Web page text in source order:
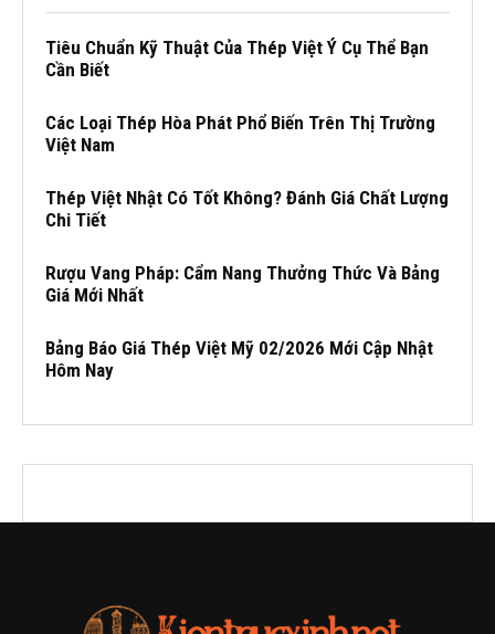
Tiêu Chuẩn Kỹ Thuật Của Thép Việt Ý Cụ Thể Bạn
Cần Biết
Các Loại Thép Hòa Phát Phổ Biến Trên Thị Trường
Việt Nam
Thép Việt Nhật Có Tốt Không? Đánh Giá Chất Lượng
Chi Tiết
Rượu Vang Pháp: Cẩm Nang Thưởng Thức Và Bảng
Giá Mới Nhất
Bảng Báo Giá Thép Việt Mỹ 02/2026 Mới Cập Nhật
Hôm Nay